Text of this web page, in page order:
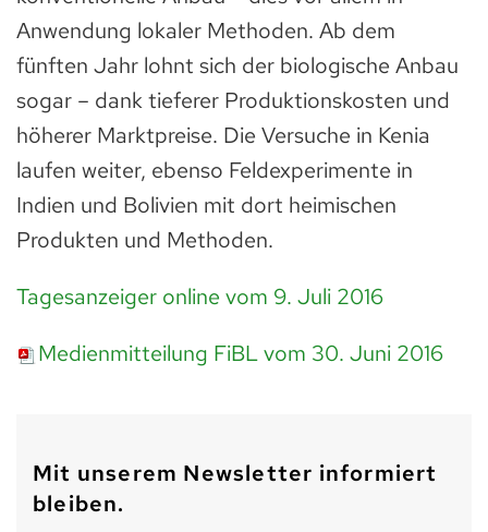
Anwendung lokaler Methoden. Ab dem
fünften Jahr lohnt sich der biologische Anbau
sogar – dank tieferer Produktionskosten und
höherer Marktpreise. Die Versuche in Kenia
laufen weiter, ebenso Feldexperimente in
Indien und Bolivien mit dort heimischen
Produkten und Methoden.
Tagesanzeiger online vom 9. Juli 2016
Medienmitteilung FiBL vom 30. Juni 2016
Mit unserem Newsletter informiert
bleiben.